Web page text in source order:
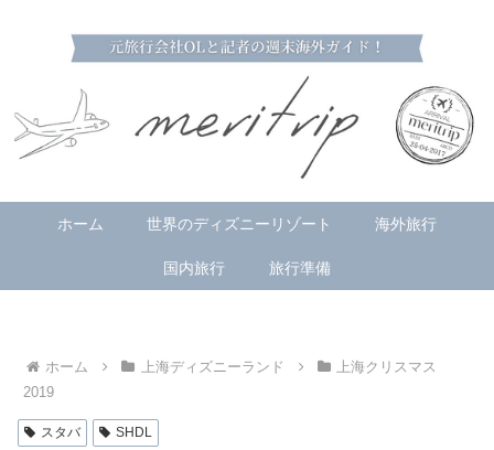
ホーム 世界のディズニーリゾート 海外旅行
国内旅行 旅行準備
ホーム 上海ディズニーランド
上海クリスマス
2019
スタバ SHDL